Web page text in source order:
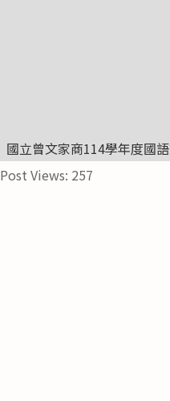
國立曾文家商114學年度國
Post Views: 257